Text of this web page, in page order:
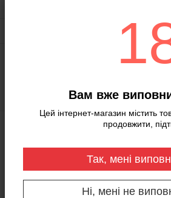
Ігристе вино та
Вам вже
Цей інтернет-магазин містить
продовжити,
Так, мені
Ні, мені не